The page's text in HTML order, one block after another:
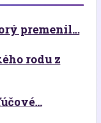
premenil...
rodu z